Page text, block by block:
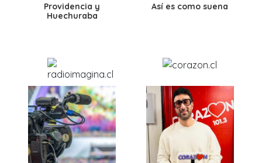
Providencia y
Huechuraba
Así es como suena